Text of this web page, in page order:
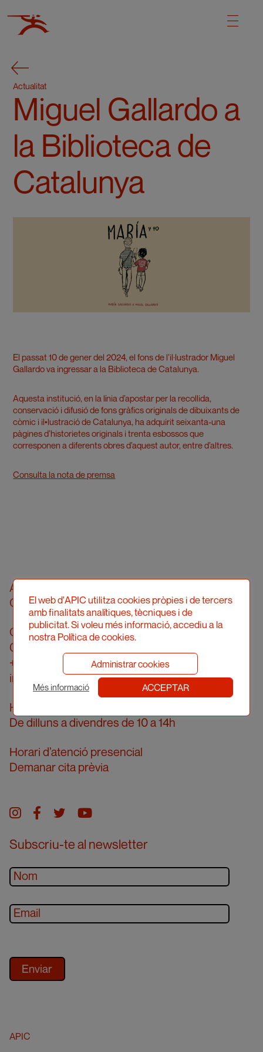
Actualitat
Miguel Gallardo a
la Biblioteca de
Catalunya
El passat 10 de gener del 2024, el fons de l’il·lustrador Miguel
Gallardo va ingressar a la Biblioteca de Catalunya.
Aquesta institució, en la línia d’apostar per la recollida,
conservació i difusió de fons gràfics originals de dibuixants de
còmic i il•lustració de Catalunya, ha adquirit seixanta-una
pàgines d’historietes originals i trenta esbossos que
corresponen a diferents obres d’aquest autor, entre d’altres.
Consulta la nota de premsa
Associació Professional d’Il·lustradors de
Catalunya
Carrer Londres, 96, pral. 2a
08036 Barcelona
+34 934 161 474
info@apic.cat
Horari d’atenció telefònica
De dilluns a divendres de 10 a 14h
Horari d’atenció presencial
Demanar cita prèvia
Instagram
facebook
twitteryoutube
Subscriu-te al newsletter
APIC
El web d'APIC utilitza cookies pròpies i de tercers
amb finalitats analítiques, tècniques i de
publicitat. Si voleu més informació, accediu a la
nostra Política de cookies.
Administrar cookies
Més informació ACCEPTAR